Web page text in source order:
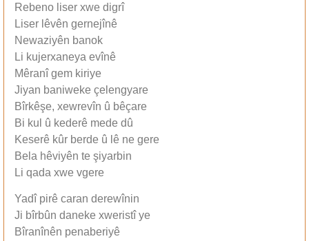
Rebeno liser xwe digrî
Liser lêvên gernejînê
Newaziyên banok
Li kujerxaneya evînê
Mêranî gem kiriye
Jiyan baniweke çelengyare
Bîrkêşe, xewrevîn û bêçare
Bi kul û kederê mede dû
Keserê kûr berde û lê ne gere
Bela hêviyên te şiyarbin
Li qada xwe vgere
Yadî pirê caran derewînin
Ji bîrbûn daneke xweristî ye
Bîranînên penaberiyê